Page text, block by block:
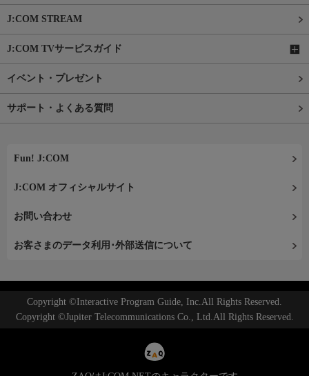
J:COM STREAM
J:COM TVサービスガイド
イベント・プレゼント
サポート・よくある質問
Fun! J:COM
J:COM オフィシャルサイト
お問い合わせ
お客さまのデータ利用･外部送信について
Copyright ©Interactive Program Guide, Inc.All Rights Reserved.
Copyright ©Jupiter Telecommunications Co., Ltd.All Rights Reserved.